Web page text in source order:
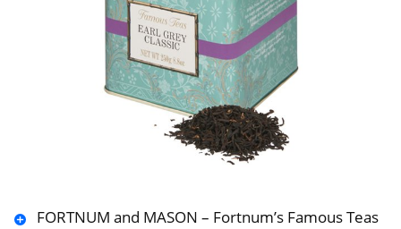
FORTNUM and MASON – Fortnum’s Famous Teas